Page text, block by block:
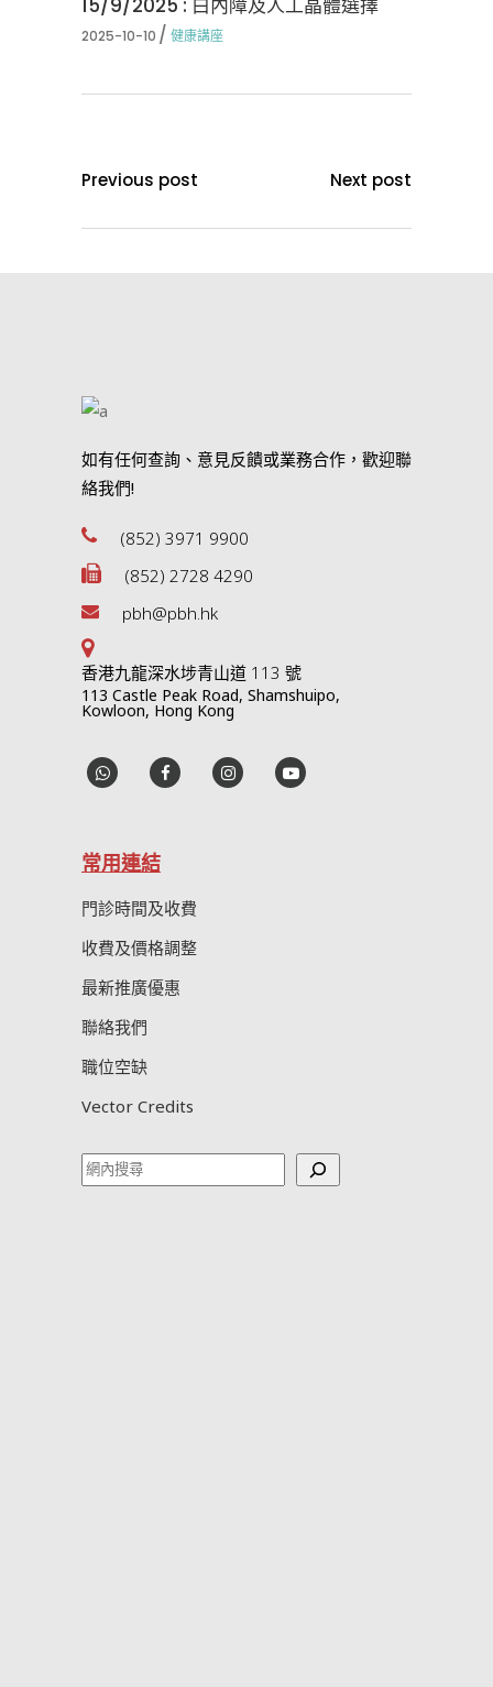
15/9/2025 : 白內障及人工晶體選擇
2025-10-10 健康講座
Previous post Next post
如有任何查詢、意見反饋或業務合作，歡迎聯
絡我們!
(852) 3971 9900
(852) 2728 4290
pbh@pbh.hk
香港九龍深水埗青山道 113 號
113 Castle Peak Road, Shamshuipo,
Kowloon, Hong Kong
常用連結
門診時間及收費
收費及價格調整
最新推廣優惠
聯絡我們
職位空缺
Vector Credits
Search